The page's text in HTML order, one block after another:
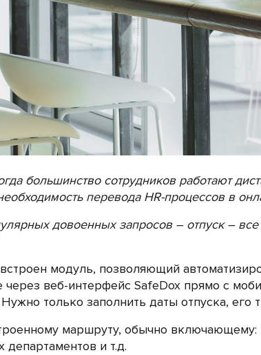
большинство сотрудников работают
перевода HR-процессов в
довоенных запросов – отпуск –
модуль, позволяющий
веб-интерфейс SafeDox прямо с
Нужно только заполнить даты отпуска, его
маршруту, обычно включающему:
и т.д.